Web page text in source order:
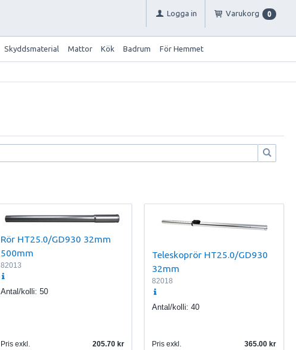
Logga in Varukorg 0
Skyddsmaterial Mattor Kök Badrum För Hemmet
Rör HT25.0/GD930 32mm
500mm
82013
Antal/kolli: 50
Pris exkl.
205.70
Teleskoprör HT25.0/GD930
32mm
82018
Antal/kolli:40
Pris exkl.
365.00